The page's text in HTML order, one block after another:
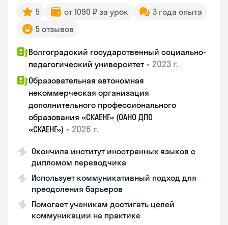
5 от 1090 ₽ за урок
3 года опыта
5 отзывов
Волгоградский государственный социально-
педагогический университет • 2023 г.
Образовательная автономная
некоммерческая организация
дополнительного профессионального
образования «СКАЕНГ» (ОАНО ДПО
«СКАЕНГ») • 2026 г.
Окончила институт иностранных языков с
дипломом переводчика
Использует коммуникативный подход для
преодоления барьеров
Помогает ученикам достигать целей
коммуникации на практике